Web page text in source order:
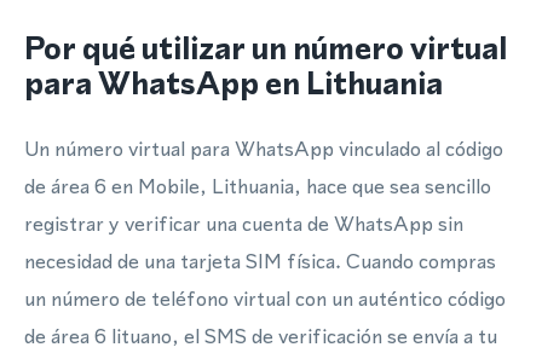
Por qué utilizar un número virtual
para WhatsApp en Lithuania
Un número virtual para WhatsApp vinculado al código
de área 6 en Mobile, Lithuania, hace que sea sencillo
registrar y verificar una cuenta de WhatsApp sin
necesidad de una tarjeta SIM física. Cuando compras
un número de teléfono virtual con un auténtico código
de área 6 lituano, el SMS de verificación se envía a tu